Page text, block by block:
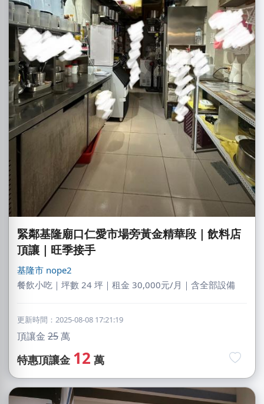
緊鄰基隆廟口仁愛市場旁黃金精華段｜飲料店
頂讓｜旺季接手
基隆市 nope2
餐飲小吃｜坪數 24 坪｜租金 30,000元/月｜含全部設備
更新時間：2025-08-08 17:21:19
頂讓金 25萬
特惠頂讓金 12 萬